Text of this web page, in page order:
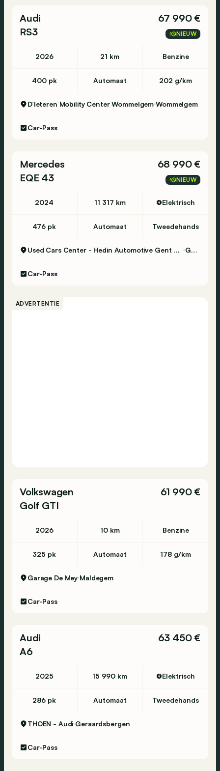
Audi
RS3
67 990 €
NIEUW
2026 21 km Benzine
400 pk Automaat 202 g/km
D’Ieteren Mobility Center Wommelgem Wommelgem
Car-Pass
Mercedes
EQE 43
68 990 €
NIEUW
2024 11 317 km Elektrisch
476 pk Automaat Tweedehands
Used Cars Center - Hedin Automotive Gent Certified Gent
Car-Pass
ADVERTENTIE
Volkswagen
Golf GTI
61 990 €
2026 10 km Benzine
325 pk Automaat 178 g/km
Garage De Mey Maldegem
Car-Pass
Audi
A6
63 450 €
2025 15 990 km Elektrisch
286 pk Automaat Tweedehands
THOEN - Audi Geraardsbergen
Car-Pass